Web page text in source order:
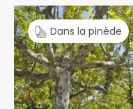
Dans la pinède